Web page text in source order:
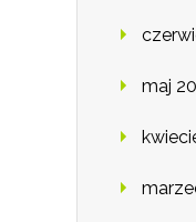
maj